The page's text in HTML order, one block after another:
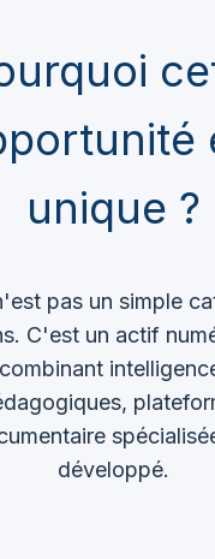
unique ?
pas un simple
C'est un actif
développé.